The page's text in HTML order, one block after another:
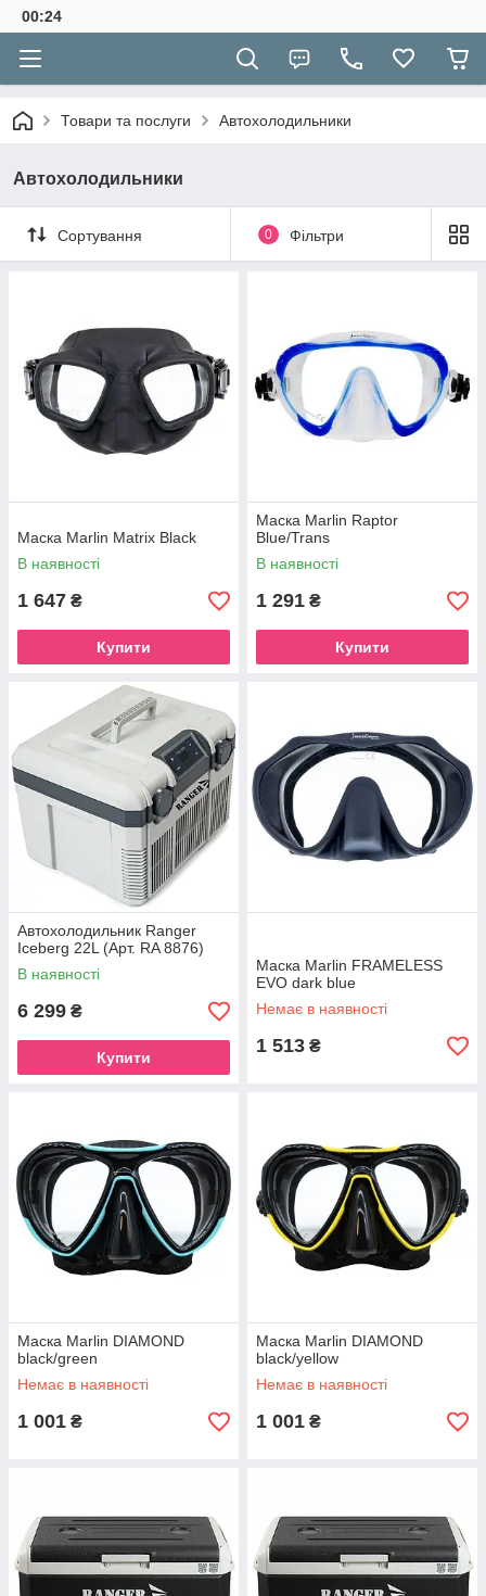
00:24
Товари та послуги Автохолодильники
Автохолодильники
Сортування 0 Фільтри
Маска Marlin Matrix Black
В наявності
1 647 ₴
Купити
Маска Marlin Raptor
Blue/Trans
В наявності
1 291 ₴
Купити
Автохолодильник Ranger
Iceberg 22L (Арт. RA 8876)
В наявності
6 299 ₴
Купити
Маска Marlin FRAMELESS
EVO dark blue
Немає в наявності
1 513 ₴
Маска Marlin DIAMOND
black/green
Немає в наявності
1 001 ₴
Маска Marlin DIAMOND
black/yellow
Немає в наявності
1 001 ₴